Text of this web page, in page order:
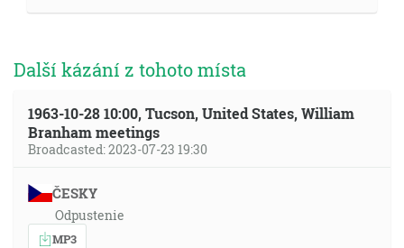
Další kázání z tohoto místa
1963-10-28 10:00, Tucson, United States, William
Branham meetings
Broadcasted: 2023-07-23 19:30
ČESKY
Odpustenie
MP3